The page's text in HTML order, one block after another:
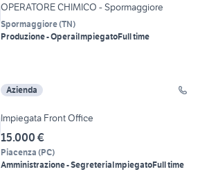
OPERATORE CHIMICO - Spormaggiore
Spormaggiore(TN)
Produzione - OperaiImpiegatoFull time
Azienda
Impiegata Front Office
15.000 €
Piacenza (PC)
Amministrazione - SegreteriaImpiegatoFull time